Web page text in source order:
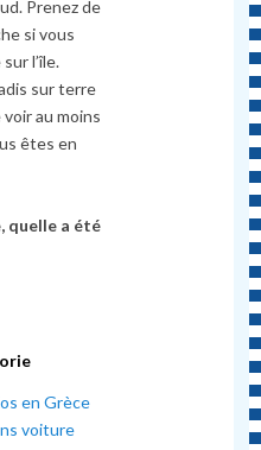
Prenez de
si vous
l’île.
sur terre
au moins
êtes en
quelle a été
en Grèce
voiture